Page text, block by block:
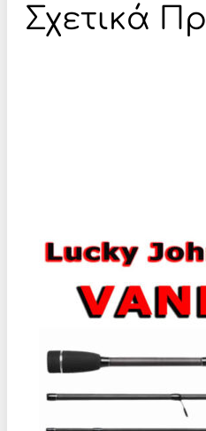
Σχετικά